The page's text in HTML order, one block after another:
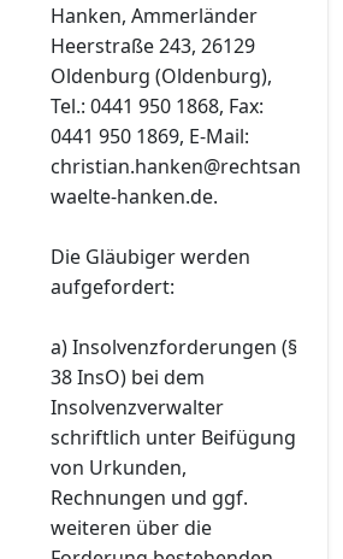
Hanken, Ammerländer
Heerstraße 243, 26129
Oldenburg (Oldenburg),
Tel.: 0441 950 1868, Fax:
0441 950 1869, E-Mail:
christian.hanken@rechtsan
waelte-hanken.de.
Die Gläubiger werden
aufgefordert:
a) Insolvenzforderungen (§
38 InsO) bei dem
Insolvenzverwalter
schriftlich unter Beifügung
von Urkunden,
Rechnungen und ggf.
weiteren über die